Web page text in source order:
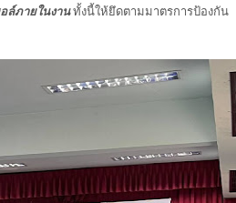
ล์ภายในงานทั้งนี้ให้ยึดตามมาตรการป้องกัน